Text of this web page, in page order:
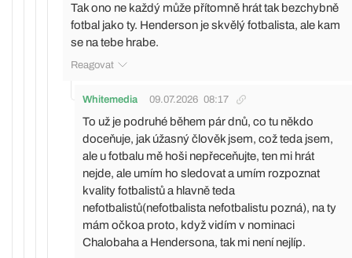
Tak ono ne každý může přítomně hrát tak bezchybně
fotbal jako ty. Henderson je skvělý fotbalista, ale kam
se na tebe hrabe.
Reagovat
Whitemedia 09.07.2026 08:17
To už je podruhé během pár dnů, co tu někdo
doceňuje, jak úžasný člověk jsem, což teda jsem,
ale u fotbalu mě hoši nepřeceňujte, ten mi hrát
nejde, ale umím ho sledovat a umím rozpoznat
kvality fotbalistů a hlavně teda
nefotbalistů(nefotbalista nefotbalistu pozná), na ty
mám očkoa proto, když vidím v nominaci
Chalobaha a Hendersona, tak mi není nejlíp.